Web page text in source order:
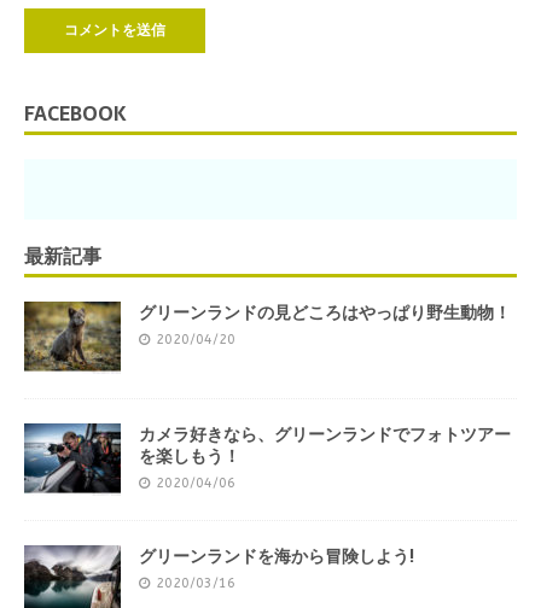
FACEBOOK
最新記事
グリーンランドの見どころはやっぱり野生動物！
2020/04/20
カメラ好きなら、グリーンランドでフォトツアー
を楽しもう！
2020/04/06
グリーンランドを海から冒険しよう!
2020/03/16